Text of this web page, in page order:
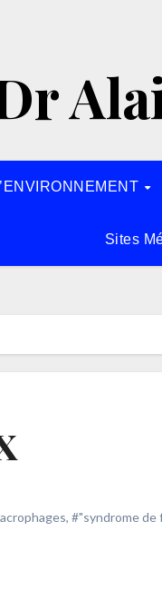
Sites
, #"syndrome de